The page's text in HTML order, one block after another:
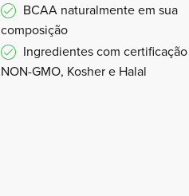
BCAA naturalmente em sua
composição
Ingredientes com certificação
NON-GMO, Kosher e Halal